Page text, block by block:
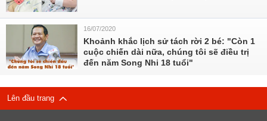
16/07/2020
Khoảnh khắc lịch sử tách rời 2 bé: "Còn 1
cuộc chiến dài nữa, chúng tôi sẽ điều trị
đến năm Song Nhi 18 tuổi"
Lên đầu trang